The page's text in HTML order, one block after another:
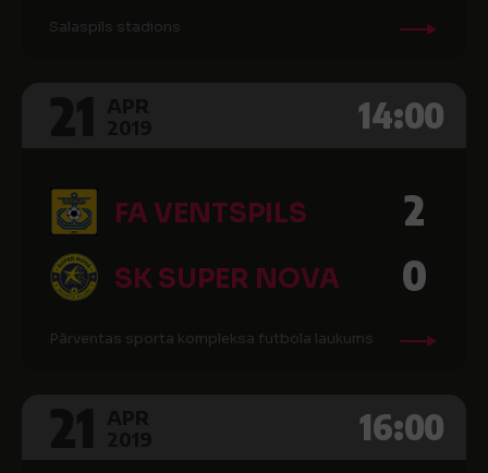
Salaspils stadions
14:00
FA VENTSPILS 2
SK SUPER NOVA 0
Pārventas sporta kompleksa futbola laukums
16:00